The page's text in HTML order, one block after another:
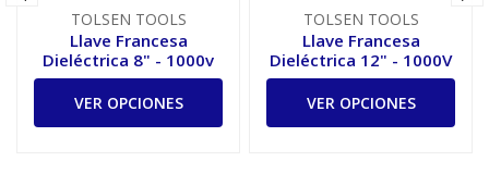
TOLSEN TOOLS
Llave Francesa
Dieléctrica 8" - 1000v
VER OPCIONES
TOLSEN TOOLS
Llave Francesa
Dieléctrica 12" - 1000V
VER OPCIONES